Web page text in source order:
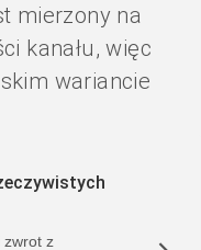
mierzony na
kanału, więc
wariancie
zwrot z